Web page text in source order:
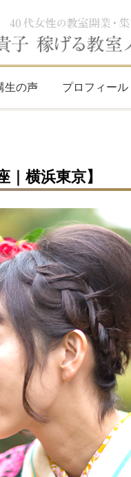
生の声 プロフィール
横浜東京】